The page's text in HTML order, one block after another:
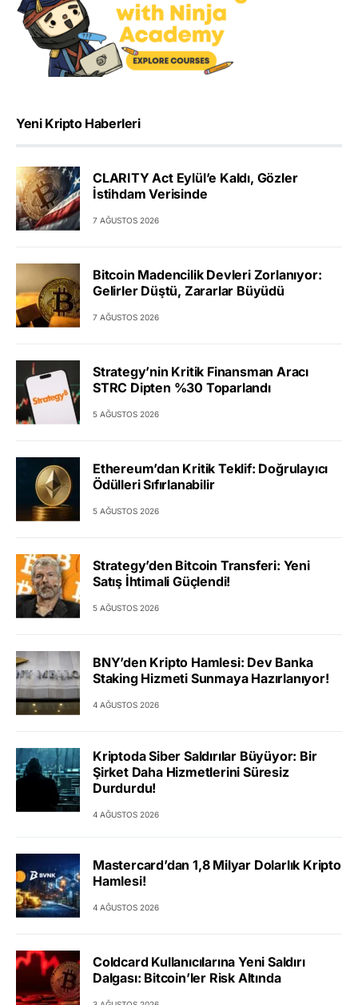
Yeni Kripto Haberleri
CLARITY Act Eylül’e Kaldı, Gözler
İstihdam Verisinde
7 AĞUSTOS 2026
Bitcoin Madencilik Devleri Zorlanıyor:
Gelirler Düştü, Zararlar Büyüdü
7 AĞUSTOS 2026
Strategy’nin Kritik Finansman Aracı
STRC Dipten %30 Toparlandı
5 AĞUSTOS 2026
Ethereum’dan Kritik Teklif: Doğrulayıcı
Ödülleri Sıfırlanabilir
5 AĞUSTOS 2026
Strategy’den Bitcoin Transferi: Yeni
Satış İhtimali Güçlendi!
5 AĞUSTOS 2026
BNY’den Kripto Hamlesi: Dev Banka
Staking Hizmeti Sunmaya Hazırlanıyor!
4 AĞUSTOS 2026
Kriptoda Siber Saldırılar Büyüyor: Bir
Şirket Daha Hizmetlerini Süresiz
Durdurdu!
4 AĞUSTOS 2026
Mastercard’dan 1,8 Milyar Dolarlık Kripto
Hamlesi!
4 AĞUSTOS 2026
Coldcard Kullanıcılarına Yeni Saldırı
Dalgası: Bitcoin’ler Risk Altında